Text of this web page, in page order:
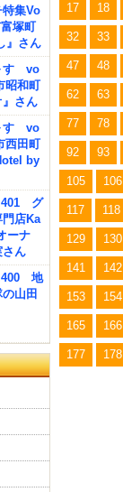
17 18
32 33
47 48
62 63
77 78
92 93
105 106
117 118
129 130
141 142
153 154
165 166
177 178
特集Vo
塚町
』さん
す vo
昭和町
』さん
す vo
西田町
by
グ
門店Ka
ーナ
ん
地
山田